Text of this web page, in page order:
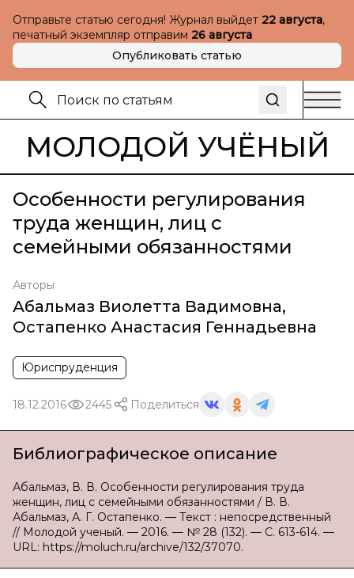
Отправьте статью сегодня! Журнал выйдет 22 августа,
печатный экземпляр отправим 26 августа
Опубликовать статью
МОЛОДОЙ УЧЁНЫЙ
Особенности регулирования
труда женщин, лиц с
семейными обязанностями
Авторы
Абальмаз Виолетта Вадимовна,
Остапенко Анастасия Геннадьевна
Юриспруденция
18.12.2016 2445 Поделиться
Библиографическое описание
Абальмаз, В. В. Особенности регулирования труда
женщин, лиц с семейными обязанностями / В. В.
Абальмаз, А. Г. Остапенко. — Текст : непосредственный
// Молодой ученый. — 2016. — № 28 (132). — С. 613-614. —
URL: https://moluch.ru/archive/132/37070.